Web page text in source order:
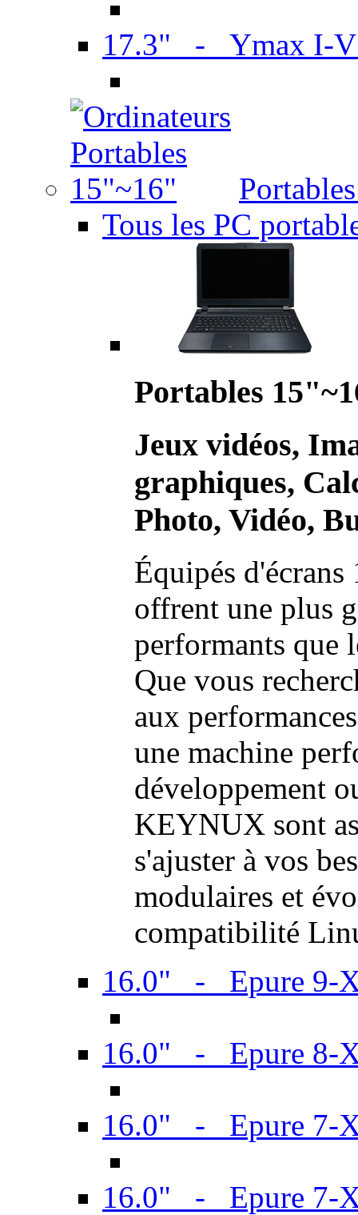
17.3" - Ymax I-
Tous les PC
Portables
Jeux vidéos,
graphiques,
Photo, Vidéo,
Équipés
offrent une plus
performants que
Que vous
aux
une machine
développement
KEYNUX sont
s'ajuster à vos
modulaires et
compatibilité
16.0" - Epure 9-
16.0" - Epure 8-
16.0" - Epure 7-
16.0" - Epure 7-